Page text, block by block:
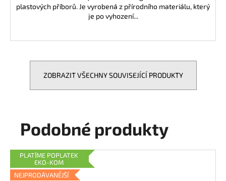
plastových příborů. Je vyrobená z přírodního materiálu, který
je po vyhození...
ZOBRAZIT VŠECHNY SOUVISEJÍCÍ PRODUKTY
Podobné produkty
PLATÍME POPLATEK
EKO-KOM
NEJPRODÁVANĚJŠÍ